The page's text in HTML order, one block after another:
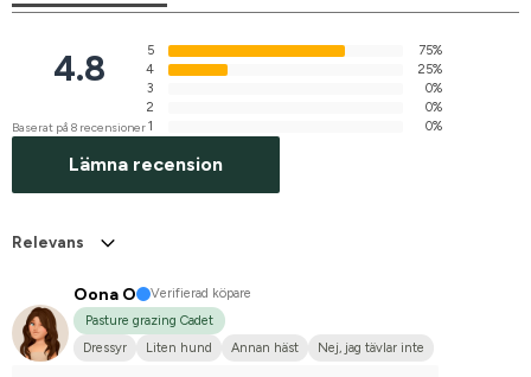
4.8
Baserat på 8 recensioner
5
75%
4
25%
3
0%
2
0%
1
0%
Lämna recension
Relevans
Oona O
Verifierad köpare
Pasture grazing Cadet
Dressyr
Liten hund Annan häst Nej, jag tävlar inte